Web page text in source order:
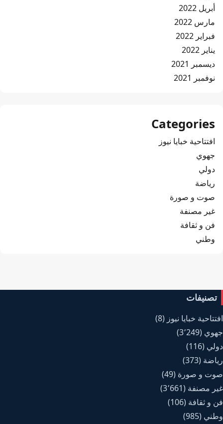
أبريل 2022
مارس 2022
فبراير 2022
يناير 2022
ديسمبر 2021
نوفمبر 2021
Categories
افتتاحية خبايا نيوز
جهوي
دولي
رياضة
صوت و صورة
غير مصنفة
فن و ثقافة
وطني
تصنيفات
افتتاحية خبايا نيوز (8)
جهوي (3٬249)
دولي (116)
رياضة (373)
صوت و صورة (49)
غير مصنفة (3٬661)
فن و ثقافة (106)
وطني (985)